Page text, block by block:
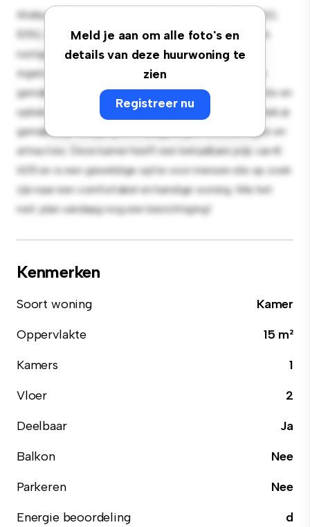
Meld je aan om alle foto's en
details van deze huurwoning te
zien
Registreer nu
Welkom bij je nieuwe toevluchtsoord in Rue Elise, 120,
1050, Bruxelles! Deze comfortabele kamer biedt een
rustige en persoonlijke leefruimte. Deze kamer is
ingericht met de essentiële benodigdheden voor je
gemak en biedt een comfortabel bed, een werkruimte en
opbergmogelijkheden. Dankzij de gunstige ligging heb je
gemakkelijk toegang tot nabijgelegen voorzieningen en
attracties. Deze kamer heeft een betaalbare prijs van €
605 en is een geweldige optie voor mensen die op zoek
zijn naar een comfortabel en handige woning. Mis het
niet: plan vandaag nog een bezichtiging!
Kenmerken
Soort woning
Kamer
Oppervlakte
15 m²
Kamers
1
Vloer
2
Deelbaar
Ja
Balkon
Nee
Parkeren
Nee
Energie beoordeling
d